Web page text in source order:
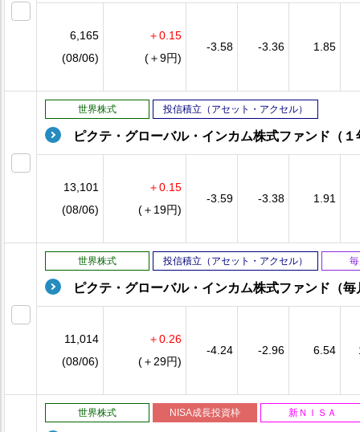
6,165
(08/06)
＋0.15
(＋9円)
-3.58 -3.36 1.85
世界株式 投信積立（アセット・アクセル）
ピクテ・グローバル・インカム株式ファンド（
13,101
(08/06)
＋0.15
(＋19円)
-3.59 -3.38 1.91
世界株式 投信積立（アセット・アクセル）
ピクテ・グローバル・インカム株式ファンド（
11,014
(08/06)
＋0.26
(＋29円)
-4.24 -2.96 6.54
世界株式 NISA成長投資枠 新ＮＩＳＡ